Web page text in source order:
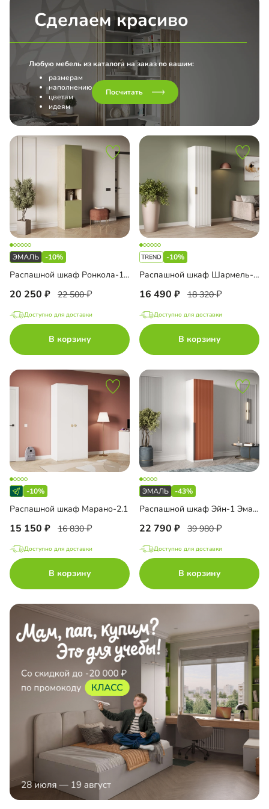
Сделаем красиво
Любую мебель из каталога на заказ по вашим:
размерам
наполнению
цветам
идеям
Посчитать
-10%
Распашной шкаф Ронкола-1.1 Эмаль
20 250 22 500
Доступно для доставки
В корзину
-10%
Распашной шкаф Шармель-1 Лайф
16 490 18 320
Доступно для доставки
В корзину
-10%
Распашной шкаф Марано-2.1
15 150 16 830
Доступно для доставки
В корзину
-43%
Распашной шкаф Эйн-1 Эмаль Декор 2
22 790 39 980
Доступно для доставки
В корзину